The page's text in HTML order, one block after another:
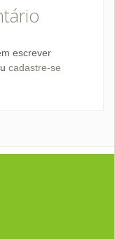
escrever
cadastre-se